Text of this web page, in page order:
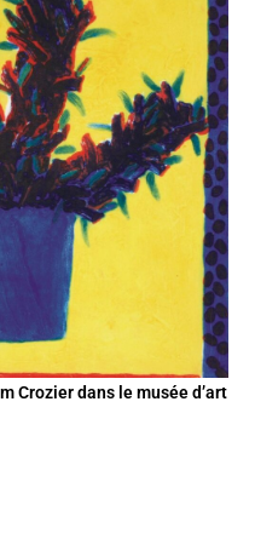
Crozier dans le musée d’art